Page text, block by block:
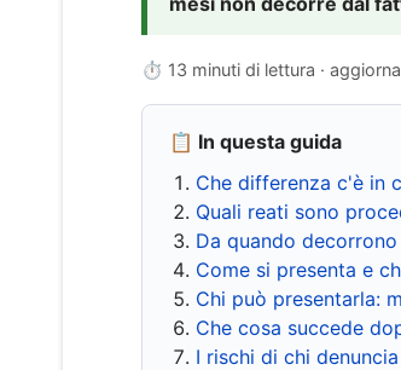
⏱ 13 minuti di lettura ·
📋 In questa guida
Che differenza c'è in
Quali reati sono
Da quando
Come si presenta e
Chi può presentarla:
Che cosa succede
I rischi di chi denuncia